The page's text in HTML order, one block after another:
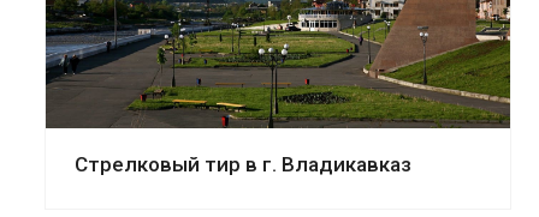
Стрелковый тир в г. Владикавказ